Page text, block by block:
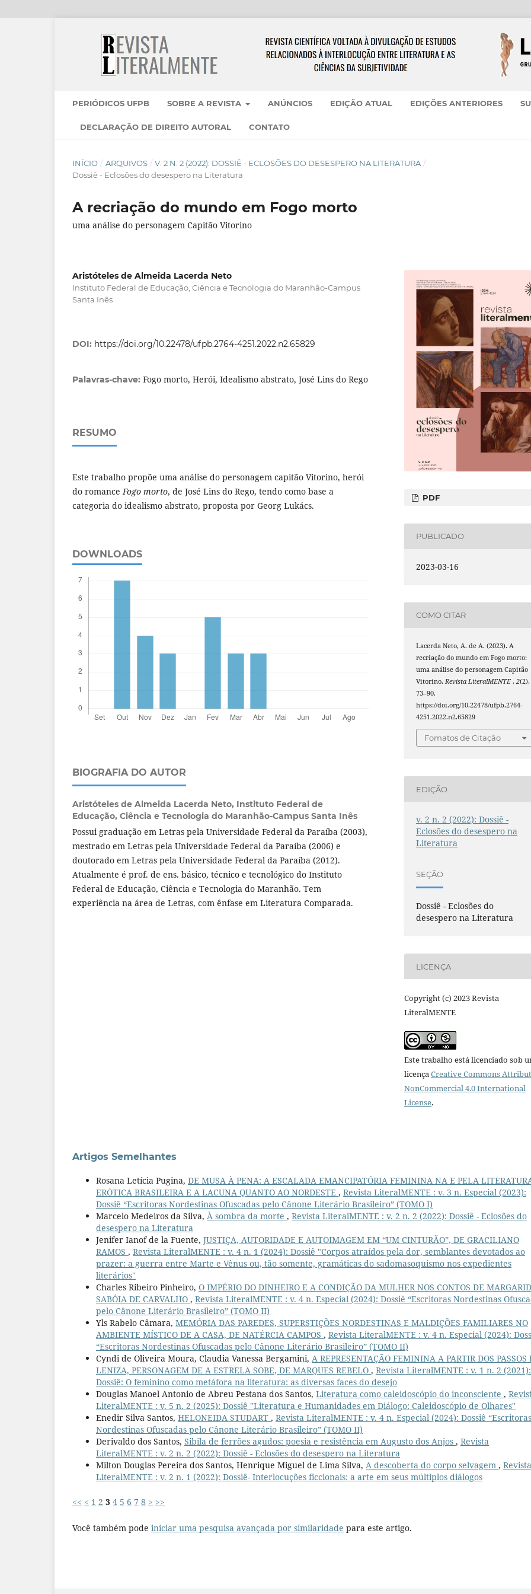
PERIÓDICOS UFPB SOBRE A REVISTA ANÚNCIOS EDIÇÃO ATUAL EDIÇÕES ANTERIORES
DECLARAÇÃO DE DIREITO AUTORAL CONTATO
INÍCIO / ARQUIVOS / V. 2 N. 2 (2022): DOSSIÊ - ECLOSÕES DO DESESPERO NA LITERATURA /
Dossiê - Eclosões do desespero na Literatura
A recriação do mundo em Fogo morto
uma análise do personagem Capitão Vitorino
Aristóteles de Almeida Lacerda Neto
Instituto Federal de Educação, Ciência e Tecnologia do Maranhão-Campus
Santa Inês
DOI: https://doi.org/10.22478/ufpb.2764-4251.2022.n2.65829
Palavras-chave: Fogo morto, Herói, Idealismo abstrato, José Lins do Rego
RESUMO
Este trabalho propõe uma análise do personagem capitão Vitorino, herói
do romanceFogo morto, de José Lins do Rego, tendo como base a
categoria do idealismo abstrato, proposta por Georg Lukács.
DOWNLOADS
BIOGRAFIA DO AUTOR
Aristóteles de Almeida Lacerda Neto, Instituto Federal de
Educação, Ciência e Tecnologia do Maranhão-Campus Santa Inês
Possui graduação em Letras pela Universidade Federal da Paraíba (2003),
mestrado em Letras pela Universidade Federal da Paraíba (2006) e
doutorado em Letras pela Universidade Federal da Paraíba (2012).
Atualmente é prof. de ens. básico, técnico e tecnológico do Instituto
Federal de Educação, Ciência e Tecnologia do Maranhão. Tem
experiência na área de Letras, com ênfase em Literatura Comparada.
PDF
PUBLICADO
2023-03-16
COMO CITAR
Lacerda Neto, A. de A. (2023). A
recriação do mundo em Fogo morto:
uma análise do personagem Capitão
Vitorino.Revista LiteralMENTE,2(2),
73–90.
https://doi.org/10.22478/ufpb.2764-
4251.2022.n2.65829
Fomatos de Citação
EDIÇÃO
v. 2 n. 2 (2022): Dossiê -
Eclosões do desespero na
Literatura
SEÇÃO
Dossiê - Eclosões do
desespero na Literatura
LICENÇA
Copyright (c) 2023 Revista
LiteralMENTE
Este trabalho está licenciado sob
licençaCreative Commons
NonCommercial 4.0 International
License.
Artigos Semelhantes
Rosana Letícia Pugina, DE MUSA À PENA: A ESCALADA EMANCIPATÓRIA FEMININA NA E PELA
ERÓTICA BRASILEIRA E A LACUNA QUANTO AO NORDESTE , Revista LiteralMENTE : v. 3 n. Especial (2023):
Dossiê “Escritoras Nordestinas Ofuscadas pelo Cânone Literário Brasileiro” (TOMO I)
Marcelo Medeiros da Silva, À sombra da morte , Revista LiteralMENTE : v. 2 n. 2 (2022): Dossiê - Eclosões do
desespero na Literatura
Jenifer Ianof de la Fuente, JUSTIÇA, AUTORIDADE E AUTOIMAGEM EM “UM CINTURÃO”, DE GRACILIANO
RAMOS , Revista LiteralMENTE : v. 4 n. 1 (2024): Dossiê "Corpos atraídos pela dor, semblantes devotados ao
prazer: a guerra entre Marte e Vênus ou, tão somente, gramáticas do sadomasoquismo nos expedientes
literários"
Charles Ribeiro Pinheiro, O IMPÉRIO DO DINHEIRO E A CONDIÇÃO DA MULHER NOS CONTOS DE
SABÓIA DE CARVALHO , Revista LiteralMENTE : v. 4 n. Especial (2024): Dossiê “Escritoras Nordestinas
pelo Cânone Literário Brasileiro” (TOMO II)
Yls Rabelo Câmara, MEMÓRIA DAS PAREDES, SUPERSTIÇÕES NORDESTINAS E MALDIÇÕES FAMILIARES NO
AMBIENTE MÍSTICO DE A CASA, DE NATÉRCIA CAMPOS , Revista LiteralMENTE : v. 4 n. Especial (2024):
“Escritoras Nordestinas Ofuscadas pelo Cânone Literário Brasileiro” (TOMO II)
Cyndi de Oliveira Moura, Claudia Vanessa Bergamini, A REPRESENTAÇÃO FEMININA A PARTIR DOS PASSOS
LENIZA, PERSONAGEM DE A ESTRELA SOBE, DE MARQUES REBELO , Revista LiteralMENTE : v. 1 n. 2 (2021):
Dossiê: O feminino como metáfora na literatura: as diversas faces do desejo
Douglas Manoel Antonio de Abreu Pestana dos Santos, Literatura como caleidoscópio do inconsciente ,
LiteralMENTE : v. 5 n. 2 (2025): Dossiê "Literatura e Humanidades em Diálogo: Caleidoscópio de Olhares"
Enedir Silva Santos, HELONEIDA STUDART , Revista LiteralMENTE : v. 4 n. Especial (2024): Dossiê “Escritoras
Nordestinas Ofuscadas pelo Cânone Literário Brasileiro” (TOMO II)
Derivaldo dos Santos, Sibila de ferrões agudos: poesia e resistência em Augusto dos Anjos , Revista
LiteralMENTE : v. 2 n. 2 (2022): Dossiê - Eclosões do desespero na Literatura
Milton Douglas Pereira dos Santos, Henrique Miguel de Lima Silva, A descoberta do corpo selvagem , Revista
LiteralMENTE : v. 2 n. 1 (2022): Dossiê- Interlocuções ficcionais: a arte em seus múltiplos diálogos
<< < 1 2 3 4 5 6 7 8 > >>
Você também pode iniciar uma pesquisa avançada por similaridade para este artigo.